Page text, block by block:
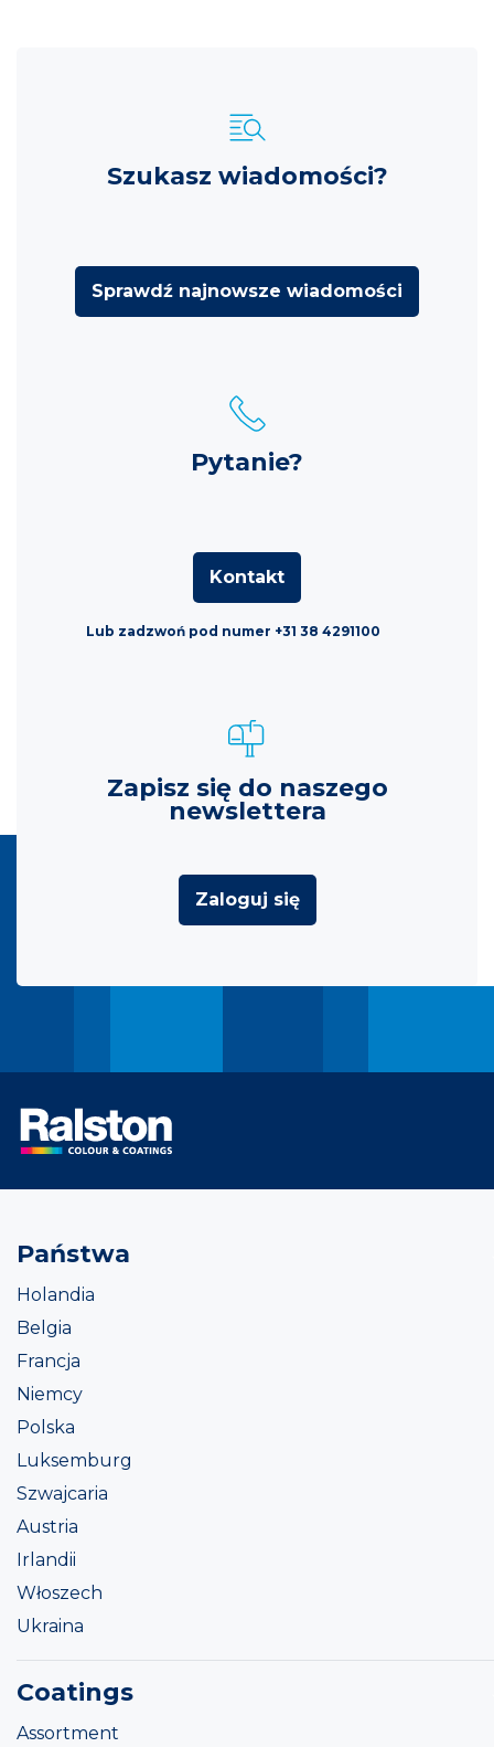
Szukasz wiadomości?
Sprawdź najnowsze wiadomości
Pytanie?
Kontakt
Lub zadzwoń pod numer +31 38 4291100
Zapisz się do naszego
newslettera
Zaloguj się
Państwa
Holandia
Belgia
Francja
Niemcy
Polska
Luksemburg
Szwajcaria
Austria
Irlandii
Włoszech
Ukraina
Coatings
Assortment